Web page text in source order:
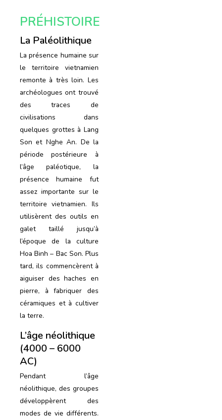
PRÉHISTOIRE
La Paléolithique
La présence humaine sur
le territoire vietnamien
remonte à très loin. Les
archéologues ont trouvé
des traces de
civilisations dans
quelques grottes à Lang
Son et Nghe An. De la
période postérieure à
l’âge paléotique, la
présence humaine fut
assez importante sur le
territoire vietnamien. Ils
utilisèrent des outils en
galet taillé jusqu’à
l’époque de la culture
Hoa Binh – Bac Son. Plus
tard, ils commencèrent à
aiguiser des haches en
pierre, à fabriquer des
céramiques et à cultiver
la terre.
L’âge néolithique
(4000 – 6000
AC)
Pendant l’âge
néolithique, des groupes
développèrent des
modes de vie différents.